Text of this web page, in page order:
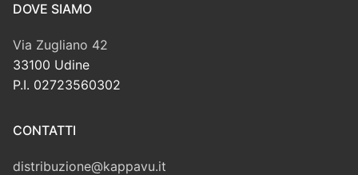
DOVE SIAMO
Via Zugliano 42
33100 Udine
P.I. 02723560302
CONTATTI
distribuzione@kappavu.it